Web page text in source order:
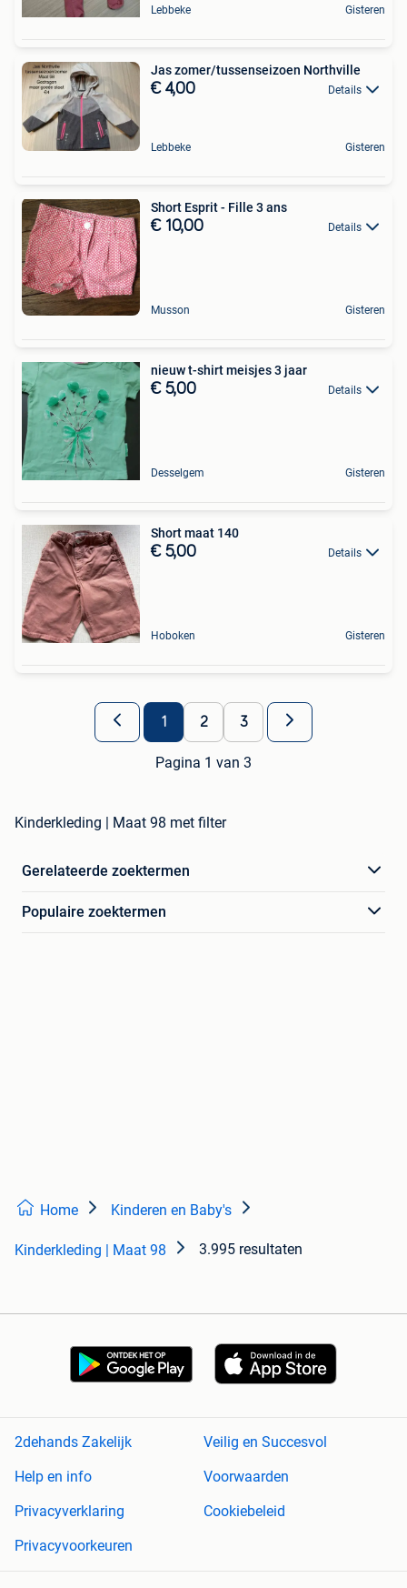
Lebbeke Gisteren
Jas zomer/tussenseizoen Northville
€ 4,00 Details
Lebbeke Gisteren
Short Esprit - Fille 3 ans
€ 10,00 Details
Musson Gisteren
nieuw t-shirt meisjes 3 jaar
€ 5,00 Details
Desselgem Gisteren
Short maat 140
€ 5,00 Details
Hoboken Gisteren
1 2 3
Pagina 1 van 3
Kinderkleding | Maat 98 met filter
Gerelateerde zoektermen
Populaire zoektermen
Home Kinderen en Baby's
Kinderkleding | Maat 98 3.995 resultaten
2dehands Zakelijk
Veilig en Succesvol
Help en info
Voorwaarden
Privacyverklaring
Cookiebeleid
Privacyvoorkeuren